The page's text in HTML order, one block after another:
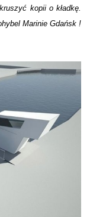
kopii o kładkę.
Marinie Gdańsk !